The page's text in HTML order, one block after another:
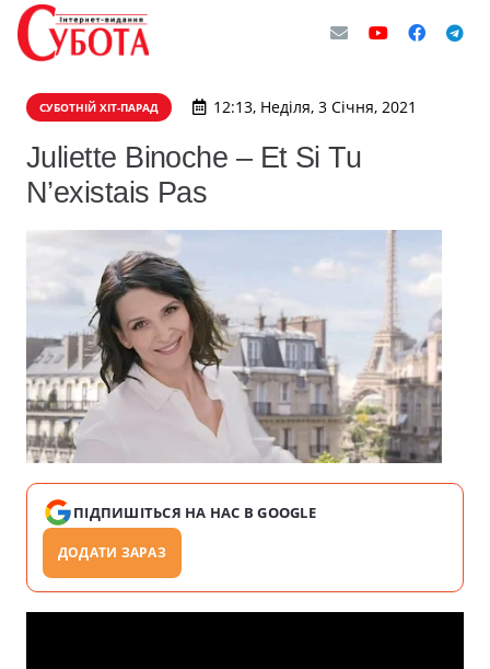
СУБОТНІЙ ХІТ-ПАРАД 12:13, Неділя, 3 Січня, 2021
Juliette Binoche – Et Si Tu
N’existais Pas
ПІДПИШІТЬСЯ НА НАС В GOOGLE
ДОДАТИ ЗАРАЗ